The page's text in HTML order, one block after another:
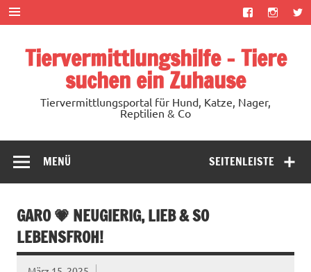
Zum
Inhalt
springen
Tiervermittlungshilfe – Tiere
suchen ein Zuhause
Tiervermittlungsportal für Hund, Katze, Nager,
Reptilien & Co
SEITENLEISTE
MENÜ
GARO 💗 NEUGIERIG, LIEB & SO
LEBENSFROH!